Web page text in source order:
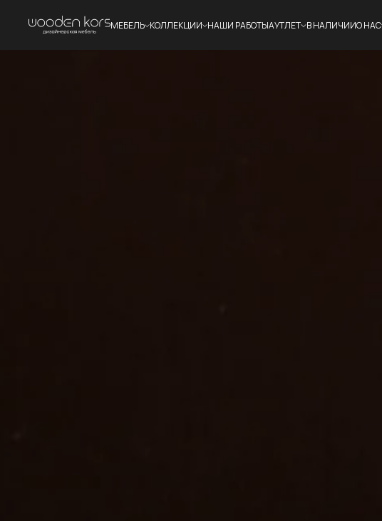
МЕБЕЛЬ КОЛЛЕКЦИИ НАШИ РАБОТЫАУТЛЕТ В НАЛИЧИИО НАС